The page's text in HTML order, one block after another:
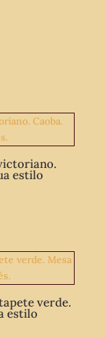
estilo
verde.
estilo